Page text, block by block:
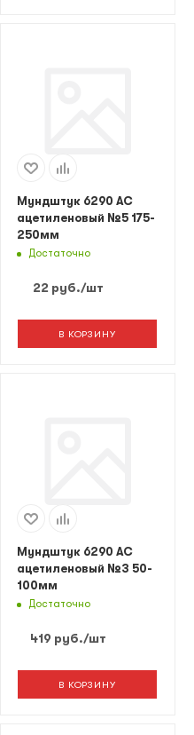
Мундштук 6290 AC
ацетиленовый №5 175-
250мм
Достаточно
22 руб./шт
В КОРЗИНУ
Мундштук 6290 AC
ацетиленовый №3 50-
100мм
Достаточно
419 руб./шт
В КОРЗИНУ